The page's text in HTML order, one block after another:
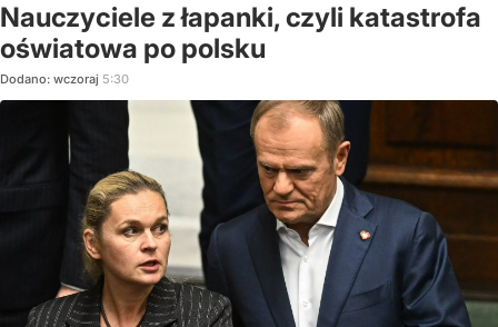
Nauczyciele z łapanki, czyli katastrofa
oświatowa po polsku
Dodano: wczoraj 5:30